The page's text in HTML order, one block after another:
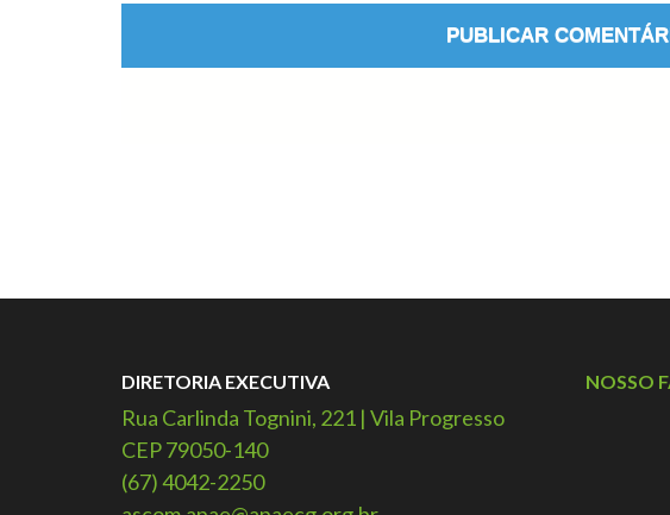
DIRETORIA EXECUTIVA
Rua Carlinda Tognini, 221 | Vila Progresso
CEP 79050-140
(67) 4042-2250
NOSSO